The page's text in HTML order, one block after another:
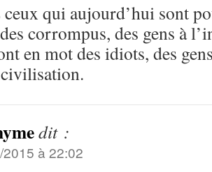
ceux qui aujourd’hui sont
corrompus, des gens à
en mot des idiots, des
civilisation.
dit :
à 22:02